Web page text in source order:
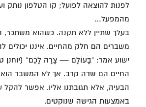
לפנות להוצאה לפועל; קו הטלפון נותק
מהמפעל…
בעלך שתיין ללא תקנה. כשהוא משתכר,
משברים הם חלק מהחיים. איננו יכולים
החיים הם שדה קרב. אך לא המשבר
הבעיה, אלא תגובתנו אליו. אפשר
באמצעות הגישה שנוקטים.